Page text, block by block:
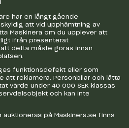
har en långt gående
att vid upphämtning av
Maskinera om du upplever att
ifrån presenterat
detta måste göras innan
funktionsdefekt eller som
att reklamera. Personbilar och lätta
värde under 40 000 SEK klassas
och kan inte
på Maskinera.se finns